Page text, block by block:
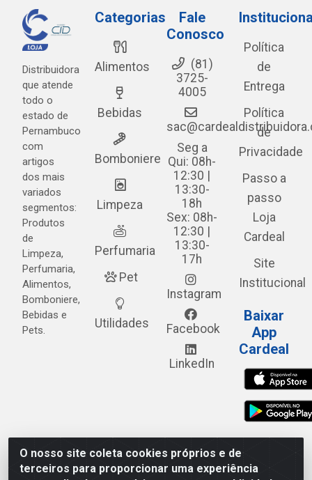
O nosso site coleta cookies próprios e de
terceiros para proporcionar uma experiência
Distribuidora
que atende
todo o
estado de
Pernambuco
com
artigos
dos mais
variados
segmentos:
Produtos
de
Limpeza,
Perfumaria,
Alimentos,
Bomboniere,
Bebidas e
Pets.
Categorias
Alimentos
Bebidas
Bomboniere
Limpeza
Perfumaria
Pet
Utilidades
Fale
Conosco
(81)
3725-
4005
Seg a
Qui: 08h-
12:30 |
13:30-
18h
Sex: 08h-
12:30 |
13:30-
17h
Instagram
Facebook
LinkedIn
Política
de
Entrega
Política
de
Privacidade
Passo a
passo
Loja
Cardeal
Site
Institucional
Baixar
App
Cardeal
Cardeal Distribuidora - Estrada Alto do Moura, 582 - Alto
do Moura - Caruaru/PE - CEP 55.040-120 - CNPJ